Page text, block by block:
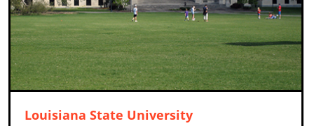
Louisiana State University